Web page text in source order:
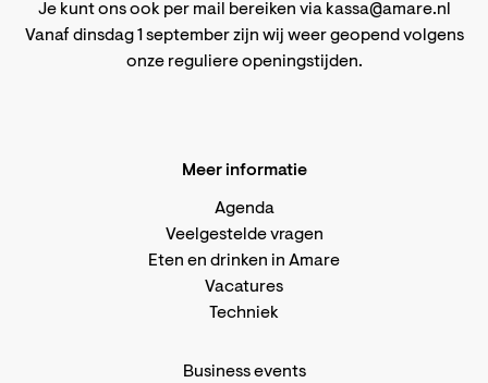
Je kunt ons ook per mail bereiken via kassa@amare.nl
Vanaf dinsdag 1 september zijn wij weer geopend volgens
onze reguliere openingstijden.
Meer informatie
Agenda
Veelgestelde vragen
Eten en drinken in Amare
Vacatures
Techniek
Business events